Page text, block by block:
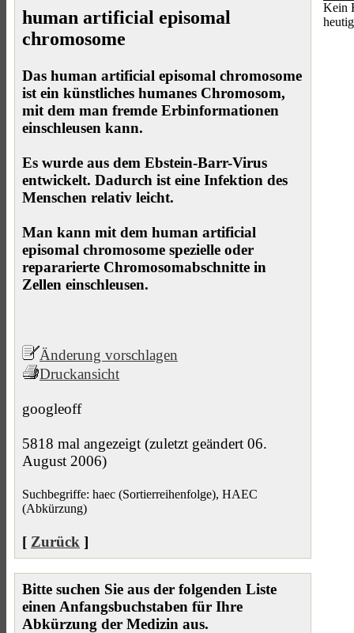
human artificial episomal
chromosome
Das human artificial episomal chromosome
ist ein künstliches humanes Chromosom,
mit dem man fremde Erbinformationen
einschleusen kann.
Es wurde aus dem Ebstein-Barr-Virus
entwickelt. Dadurch ist eine Infektion des
Menschen relativ leicht.
Man kann mit dem human artificial
episomal chromosome spezielle oder
repararierte Chromosomabschnitte in
Zellen einschleusen.
Änderung vorschlagen
Druckansicht
googleoff
5818 mal angezeigt (zuletzt geändert 06.
August 2006)
Suchbegriffe: haec (Sortierreihenfolge), HAEC
(Abkürzung)
[ Zurück ]
Bitte suchen Sie aus der folgenden Liste
einen Anfangsbuchstaben für Ihre
Abkürzung der Medizin aus.
Kein